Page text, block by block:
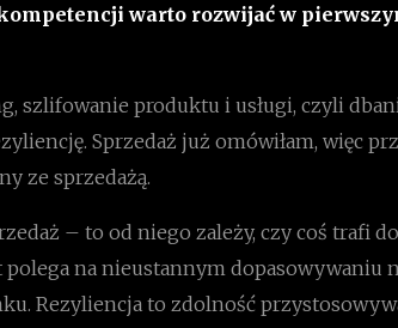
warto rozwijać w
szlifowanie produktu i usługi, czyli
Sprzedaż już omówiłam, więc
ze sprzedażą.
– to od niego zależy, czy coś trafi
na nieustannym dopasowywaniu
Rezyliencja to zdolność